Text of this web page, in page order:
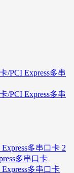
/PCI Express多串
/PCI Express多串
2
多串口卡